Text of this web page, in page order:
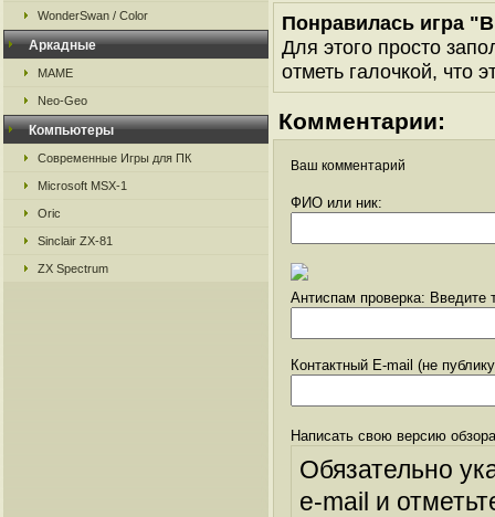
WonderSwan / Color
Аркадные
MAME
Neo-Geo
Компьютеры
Современные Игры для ПК
Microsoft MSX-1
Oric
Sinclair ZX-81
ZX Spectrum
Понравилась игра
Для этого просто
отметь галочкой, что
Комментарии:
Ваш комментарий
ФИО или ник:
Антиспам проверка: Введите
Контактный E-mail (не
Написать свою версию
Обязательно
e-mail и